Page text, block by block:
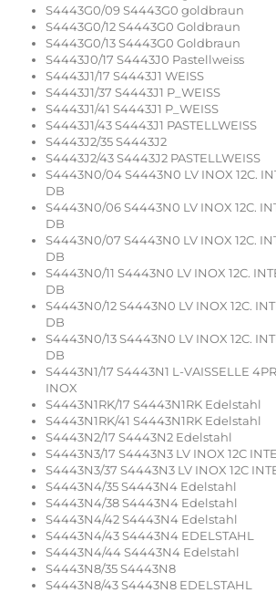
S4443G0/09 S4443G0 goldbraun
S4443G0/12 S4443G0 Goldbraun
S4443G0/13 S4443G0 Goldbraun
S4443J0/17 S4443J0 Pastellweiss
S4443J1/17 S4443J1 WEISS
S4443J1/37 S4443J1 P_WEISS
S4443J1/41 S4443J1 P_WEISS
S4443J1/43 S4443J1 PASTELLWEISS
S4443J2/35 S4443J2
S4443J2/43 S4443J2 PASTELLWEISS
S4443N0/04 S4443N0 LV INOX 12C.
DB
S4443N0/06 S4443N0 LV INOX 12C.
DB
S4443N0/07 S4443N0 LV INOX 12C.
DB
S4443N0/11 S4443N0 LV INOX 12C.
DB
S4443N0/12 S4443N0 LV INOX 12C.
DB
S4443N0/13 S4443N0 LV INOX 12C.
DB
S4443N1/17 S4443N1 L-VAISSELLE
INOX
S4443N1RK/17 S4443N1RK Edelstahl
S4443N1RK/41 S4443N1RK Edelstahl
S4443N2/17 S4443N2 Edelstahl
S4443N3/17 S4443N3 LV INOX 12C
S4443N3/37 S4443N3 LV INOX 12C
S4443N4/35 S4443N4 Edelstahl
S4443N4/38 S4443N4 Edelstahl
S4443N4/42 S4443N4 Edelstahl
S4443N4/43 S4443N4 EDELSTAHL
S4443N4/44 S4443N4 Edelstahl
S4443N8/35 S4443N8
S4443N8/43 S4443N8 EDELSTAHL